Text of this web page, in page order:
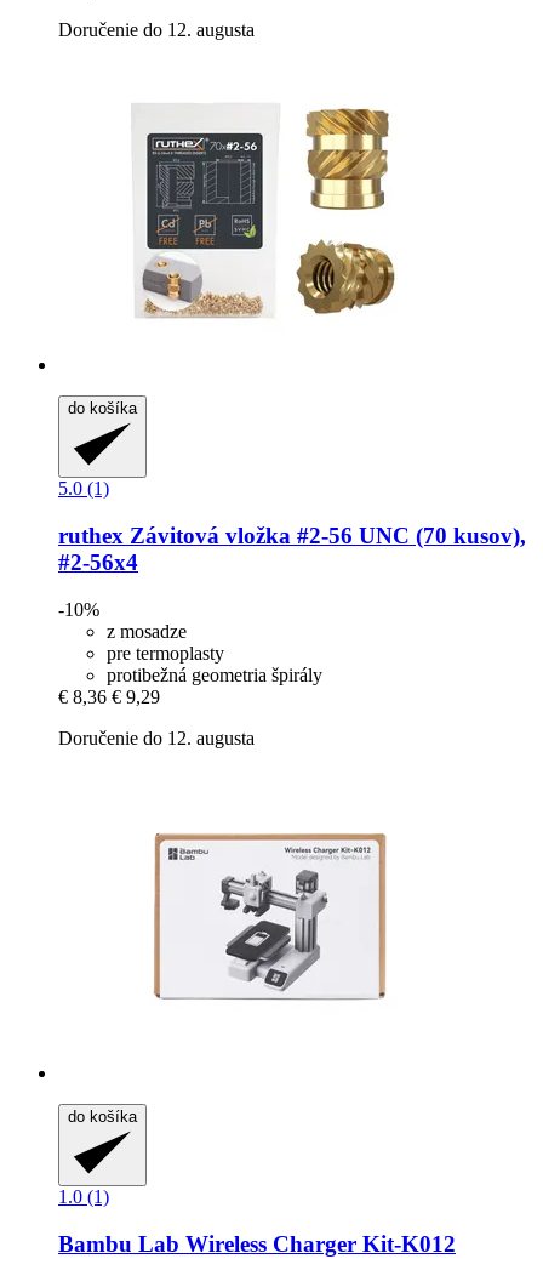
Doručenie do 12. augusta
do košíka
5.0 (1)
ruthex Závitová vložka #2-​56 UNC (70 kusov),
#2-​56x4
-10%
z mosadze
pre termoplasty
protibežná geometria špirály
€ 8,36 € 9,29
Doručenie do 12. augusta
do košíka
1.0 (1)
Bambu Lab Wireless Charger Kit-​K012